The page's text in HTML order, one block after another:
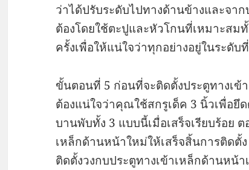
ว่าได้ปรับระดับไปทางด้านข้างและจา
ต้องโดยใช้ตะปูและหัวโกนที่เหมาะส
ครั้งเพื่อให้แน่ใจว่าทุกอย่างอยู่ในระดับ
ขั้นตอนที่ 5 ก่อนที่จะติดตั้งประตูทางเข้า
ต้องแน่ใจว่าคุณใช้สกรูเด็ค 3 นิ้วเพื่อยึ
บานพับทั้ง 3 แบบนี้เมื่อเสร็จเรียบร้อย
เหล็กด้านหน้าใหม่ให้เสร็จสิ้นการติดตั้
ติดตั้งวงกบประตูทางเข้าเหล็กด้านหน้